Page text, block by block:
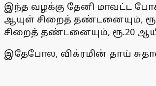
இந்த வழக்கு தேனி மாவட்ட
ஆயுள் சிறைத் தண்டனையும்,
சிறைத் தண்டனையும், ரூ.20
இதேபோல, விக்ரமின் தாய்